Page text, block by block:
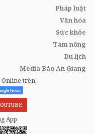
Pháp luật
Văn hóa
Sức khỏe
Tam nông
Du lịch
Media Báo An Giang
Online trên:
App